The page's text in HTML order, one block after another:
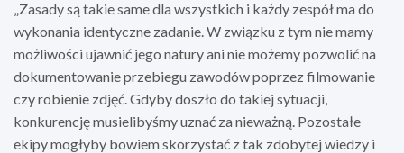
„Zasady są takie same dla wszystkich i każdy zespół ma do
wykonania identyczne zadanie. W związku z tym nie mamy
możliwości ujawnić jego natury ani nie możemy pozwolić na
dokumentowanie przebiegu zawodów poprzez filmowanie
czy robienie zdjęć. Gdyby doszło do takiej sytuacji,
konkurencję musielibyśmy uznać za nieważną. Pozostałe
ekipy mogłyby bowiem skorzystać z tak zdobytej wiedzy i